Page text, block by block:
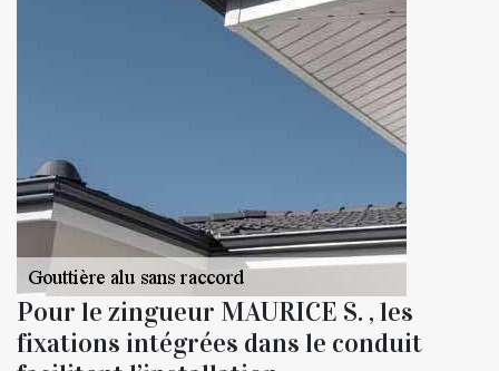
Pour le zingueur MAURICE S. , les
fixations intégrées dans le conduit